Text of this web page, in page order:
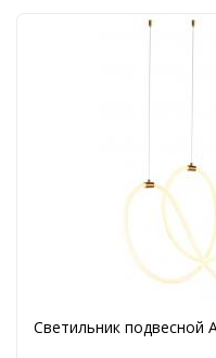
Светильник подвесной